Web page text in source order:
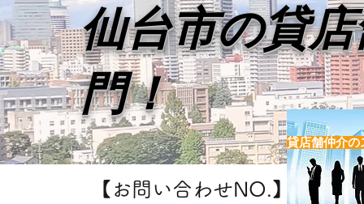
【お問い合わせNO.】H6576
仙台市の貸
門！
貸店舗仲介の